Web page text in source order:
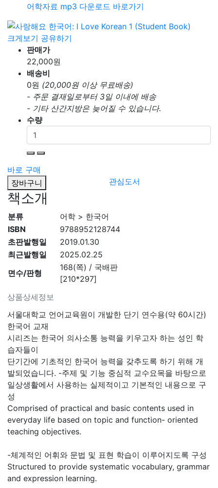
어학자료 mp3 다운로드 바로가기
크게보기 공유하기
판매가
22,000원
배송비
0원 (20,000원 이상 무료배송)
- 주문 결재일로부터 3일 이내에 배송
- 기타 산간지방은 늦어질 수 있습니다.
수량
바로 구매
장바구니
관심도서
책소개
상품상세정보
분류
어학 > 한국어
ISBN
9788952128744
초판발행일
2019.01.30
최근발행일
2025.02.25
면수/판형
168(쪽) / 국배판
[210*297]
서울대학교 언어교육원이 개발한 단기 연수용(약 60시간)
한국어 교재
시리즈는 한국어 의사소통 능력을 키우고자 하는 성인 학
습자들이
단기간에 기초적인 한국어 능력을 갖추도록 하기 위해 개
발되었습니다. -주제 및 기능 중심적 교수요목을 바탕으로
일상생활에서 사용하는 실제적이고 기본적인 내용으로 구
성
Comprised of practical and basic contents used in
everyday life based on topic and function- oriented
teaching objectives.
-체계적인 어휘와 문법 및 표현 학습이 이루어지도록 구성
Structured to provide systematic vocabulary, grammar
and expression learning.